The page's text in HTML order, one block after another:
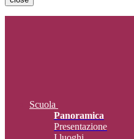
Scuola
Panoramica
Presentazione